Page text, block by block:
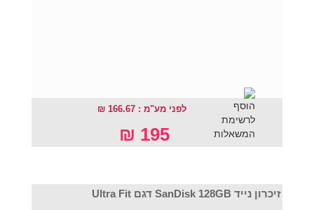
לפני מע"מ : 166.67 ₪
195 ₪
זיכרון נייד SanDisk 128GB דגם Ultra Fit